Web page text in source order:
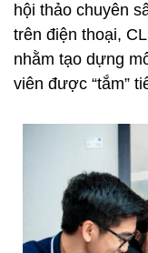
hội thảo chuyên
trên điện thoại,
nhằm tạo dựng
viên được “tắm”